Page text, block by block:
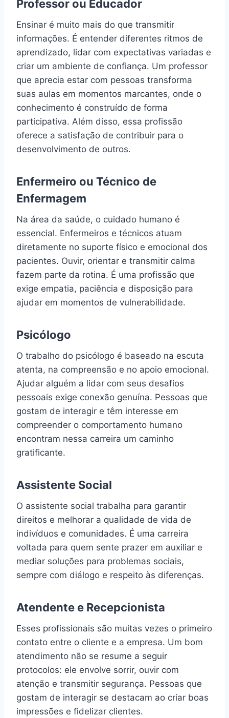
Professor ou Educador
Ensinar é muito mais do que transmitir
informações. É entender diferentes ritmos de
aprendizado, lidar com expectativas variadas e
criar um ambiente de confiança. Um professor
que aprecia estar com pessoas transforma
suas aulas em momentos marcantes, onde o
conhecimento é construído de forma
participativa. Além disso, essa profissão
oferece a satisfação de contribuir para o
desenvolvimento de outros.
Enfermeiro ou Técnico de
Enfermagem
Na área da saúde, o cuidado humano é
essencial. Enfermeiros e técnicos atuam
diretamente no suporte físico e emocional dos
pacientes. Ouvir, orientar e transmitir calma
fazem parte da rotina. É uma profissão que
exige empatia, paciência e disposição para
ajudar em momentos de vulnerabilidade.
Psicólogo
O trabalho do psicólogo é baseado na escuta
atenta, na compreensão e no apoio emocional.
Ajudar alguém a lidar com seus desafios
pessoais exige conexão genuína. Pessoas que
gostam de interagir e têm interesse em
compreender o comportamento humano
encontram nessa carreira um caminho
gratificante.
Assistente Social
O assistente social trabalha para garantir
direitos e melhorar a qualidade de vida de
indivíduos e comunidades. É uma carreira
voltada para quem sente prazer em auxiliar e
mediar soluções para problemas sociais,
sempre com diálogo e respeito às diferenças.
Atendente e Recepcionista
Esses profissionais são muitas vezes o primeiro
contato entre o cliente e a empresa. Um bom
atendimento não se resume a seguir
protocolos: ele envolve sorrir, ouvir com
atenção e transmitir segurança. Pessoas que
gostam de interagir se destacam ao criar boas
impressões e fidelizar clientes.